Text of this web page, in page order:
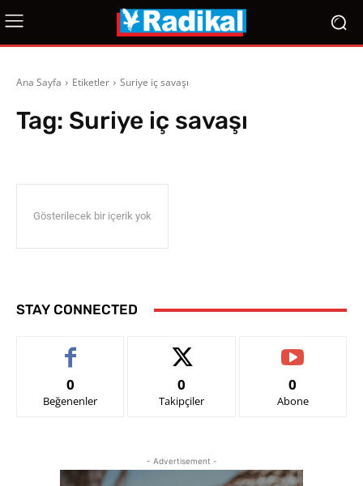
Ana Sayfa Etiketler Suriye iç savaşı
Tag: Suriye iç savaşı
Gösterilecek bir içerik yok
STAY CONNECTED
0
Beğenenler
0
Takipçiler
0
Abone
- Advertisement -